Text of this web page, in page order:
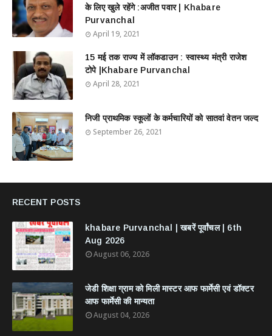
के लिए खुले रहेंगे :अजीत पवार | Khabare
Purvanchal
April 19, 2021
15 मई तक राज्य में लॉकडाउन : स्वास्थ्य मंत्री राजेश
टोपे |Khabare Purvanchal
April 28, 2021
निजी प्राथमिक स्कूलों के कर्मचारियों को सातवां वेतन जल्द
September 26, 2021
RECENT POSTS
khabare Purvanchal | खबरें पूर्वांचल | 6th
Aug 2026
August 06, 2026
जेडी शिक्षा ग्राम को मिली मास्टर आफ फार्मेसी एवं डॉक्टर
आफ फार्मेसी की मान्यता
August 04, 2026